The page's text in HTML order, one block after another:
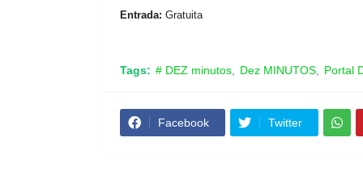
Entrada: Gratuita
Tags: # DEZ minutos Dez MINUTOS Portal
Facebook Twitter